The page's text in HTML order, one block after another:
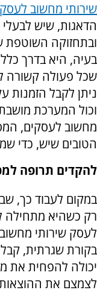
שירותי מחשוב
הדאגות, שיש
ובתחזוקה
בעיה, היא בדרך
שכל פעולה קשורה
ניתן לקבל הזמנות
וכול המערכת
מחשוב לעסקים,
הטובים שיש, כדי
להקדים תרופה
במקום לעבוד כך,
רק כשהיא מתחילה
לעסק שירותי
בקורת שגרתית,
יכולה להפחית את
לצמצם את